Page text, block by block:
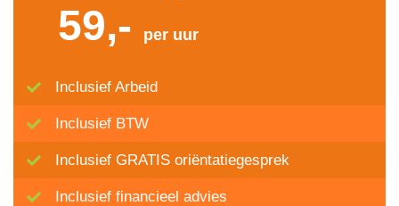
59,- per uur
Inclusief Arbeid
Inclusief BTW
Inclusief GRATIS oriëntatiegesprek
Inclusief financieel advies